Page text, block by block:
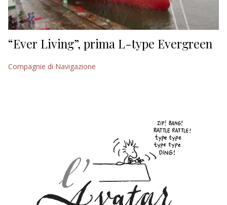
TURISMO
CULTURA
NAUTICA
“Ever Living”, prima L-type Evergreen
Compagnie di Navigazione